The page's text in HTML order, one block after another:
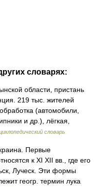
словарях:
области, пристань
219 тыс. жителей
(автомобили,
и др.), лёгкая,
словарь
Первые
к XI XII вв., где его
Луческ. Эти формы
геогр. термин лука